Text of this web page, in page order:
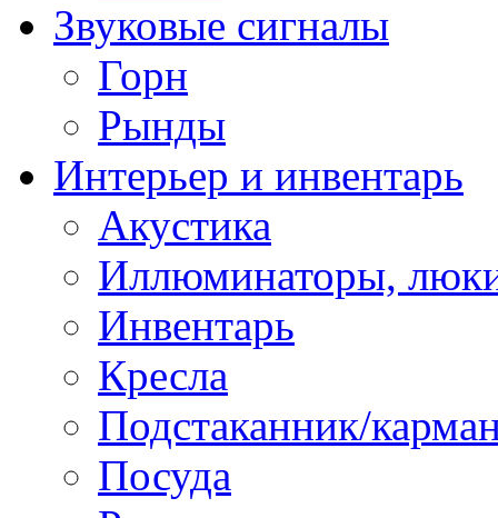
Звуковые сигналы
Горн
Рынды
Интерьер и инвентарь
Акустика
Иллюминаторы,
Инвентарь
Кресла
Подстаканник/
Посуда